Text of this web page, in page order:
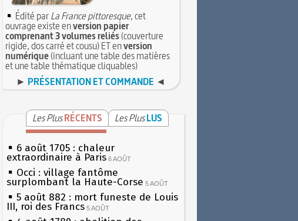
Édité parLa France pittoresque, cet
ouvrage existe enversion papier
comprenant 3 volumes reliés(couverture
rigide, dos carré et cousu) ET enversion
numérique(incluant une table des matières
et une table thématique cliquables)
► PRÉSENTATION ET COMMANDE ◄
Les Plus RÉCENTS Les Plus LUS
6 août 1705 : chaleur
extraordinaire à Paris 6 AOÛT
Occi : village fantôme
surplombant la Haute-Corse 5 AOÛT
5 août 882 : mort funeste de Louis
III, roi des Francs 5 AOÛT